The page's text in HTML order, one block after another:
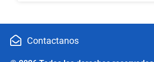
Contactanos